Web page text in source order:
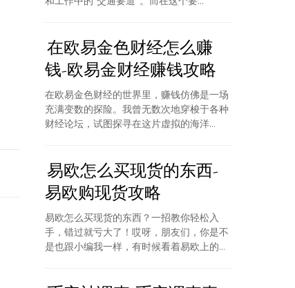
在欧易金色财经怎么赚
钱-欧易金财经赚钱攻略
在欧易金色财经的世界里，赚钱仿佛是一场
充满变数的探险。我曾无数次地穿梭于各种
财经论坛，试图探寻在这片虚拟的海洋...
易欧怎么买现货的东西-
易欧购现货攻略
易欧怎么买现货的东西？一招教你轻松入
手，错过就亏大了！哎呀，朋友们，你是不
是也跟小编我一样，有时候看着易欧上的...